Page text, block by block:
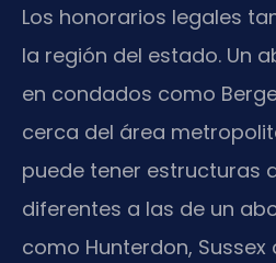
Los honorarios legales
la región del estado. Un
en condados como
cerca del área
puede tener estructuras
diferentes a las de un
como Hunterdon, Sussex